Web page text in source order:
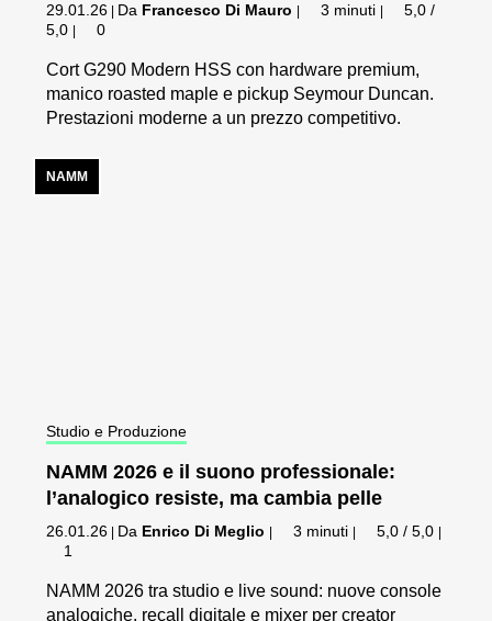
29.01.26 Da Francesco Di Mauro 3 minuti
5,0 /
5,0
0
Cort G290 Modern HSS con hardware premium,
manico roasted maple e pickup Seymour Duncan.
Prestazioni moderne a un prezzo competitivo.
NAMM
Studio e Produzione
NAMM 2026 e il suono professionale:
l’analogico resiste, ma cambia pelle
26.01.26 Da Enrico Di Meglio 3 minuti 5,0 / 5,0
1
NAMM 2026 tra studio e live sound: nuove console
analogiche, recall digitale e mixer per creator